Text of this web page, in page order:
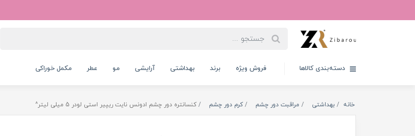
دسته‌بندی کالاها فروش ویژه برند بهداشتی آرایشی مو عطر مکمل خوراکی
خانه بهداشتی مراقبت دور چشم کرم دور چشم کنسانتره دور چشم ادونس نایت ریپیر استی لودر 5 میلی لیتر^